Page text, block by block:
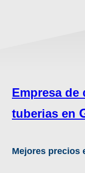
Empresa
tuberias en
Mejores precios